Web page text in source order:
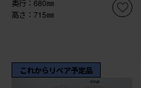
奥行：680㎜
高さ：715㎜
これからリペア予定品